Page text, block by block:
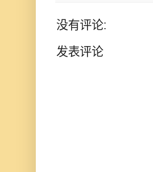
没有评论:
发表评论